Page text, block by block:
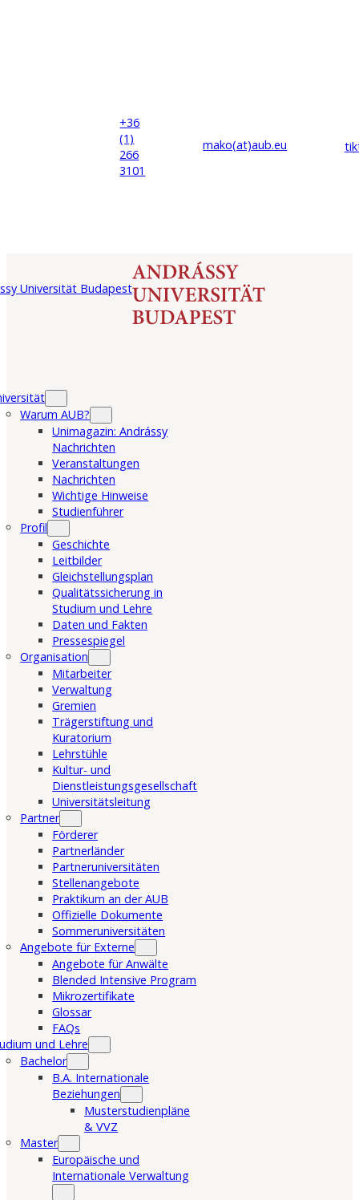
+36
(1)
266
3101
mako(at)aub.eu
Warum AUB?
Unimagazin: Andrássy
Nachrichten
Veranstaltungen
Nachrichten
Wichtige Hinweise
Studienführer
Profil
Geschichte
Leitbilder
Gleichstellungsplan
Qualitätssicherung in
Studium und Lehre
Daten und Fakten
Pressespiegel
Organisation
Mitarbeiter
Verwaltung
Gremien
Trägerstiftung und
Kuratorium
Lehrstühle
Kultur- und
Dienstleistungsgesellschaft
Universitätsleitung
Partner
Förderer
Partnerländer
Partneruniversitäten
Stellenangebote
Praktikum an der AUB
Offizielle Dokumente
Sommeruniversitäten
Angebote für Externe
Angebote für Anwälte
Blended Intensive Program
Mikrozertifikate
Glossar
FAQs
und Lehre
Bachelor
B.A. Internationale
Beziehungen
Musterstudienpläne
& VVZ
Master
Europäische und
Internationale Verwaltung